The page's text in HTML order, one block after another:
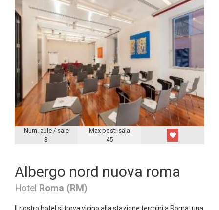
Num. aule / sale
3
Max posti sala
45
Albergo nord nuova roma
Hotel Roma (RM)
Il nostro hotel si trova vicino alla stazione termini a Roma: una